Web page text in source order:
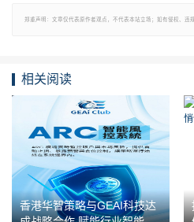
郑重声明：文章仅代表原作者观点，不代表本站立场；如有侵权、违
相关阅读
香港华智策略与GEAI科技达